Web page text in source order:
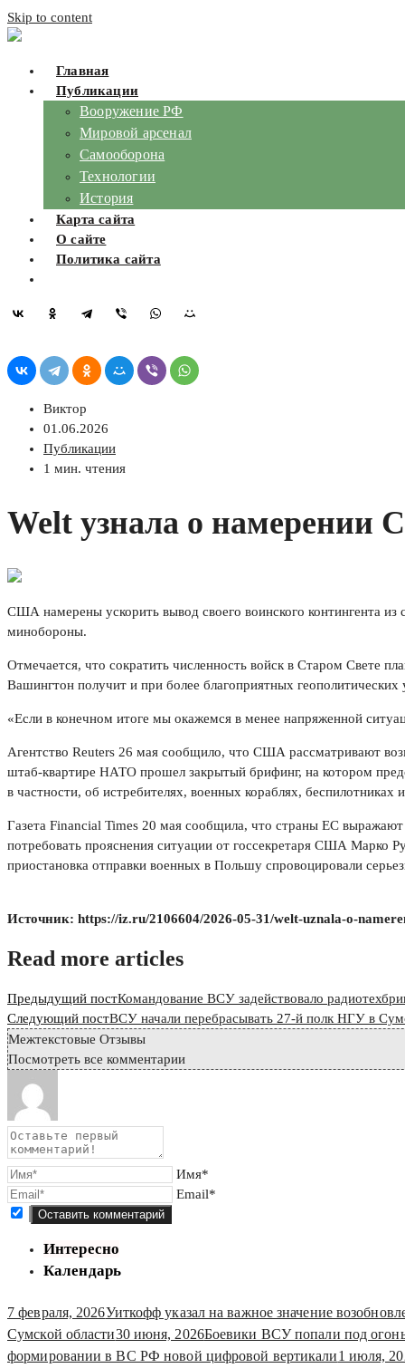
Skip to content
Главная
Публикации
Вооружение РФ
Мировой арсенал
Самооборона
Технологии
История
Карта сайта
О сайте
Политика сайта
Виктор
01.06.2026
Публикации
1 мин. чтения
Welt узнала о намерении
США намерены ускорить вывод своего воинского контингента
минобороны.
Отмечается, что сократить численность войск в Старом Свете
Вашингтон получит и при более благоприятных геополитических
«Если в конечном итоге мы окажемся в менее напряженной
Агентство Reuters 26 мая сообщило, что США рассматривают
штаб-квартире НАТО прошел закрытый брифинг, на котором
в частности, об истребителях, военных кораблях, беспилотниках
Газета Financial Times 20 мая сообщила, что страны ЕС выражают
потребовать прояснения ситуации от госсекретаря США Марко
приостановка отправки военных в Польшу спровоцировали
Источник: https://iz.ru/2106604/2026-05-31/welt-uznala-o-
Read more articles
Предыдущий постКомандование ВСУ задействовало
Следующий постВСУ начали перебрасывать 27-й полк НГУ в
Межтекстовые Отзывы
Посмотреть все комментарии
Имя*
Email*
Интересно
Календарь
7 февраля, 2026Уиткофф указал на важное значение
Сумской области30 июня, 2026Боевики ВСУ попали под огонь
формировании в ВС РФ новой цифровой вертикали1 июля,